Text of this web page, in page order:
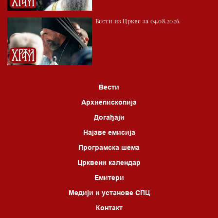
*најважније вести емитујемо на сваки пун сат
Вести из Цркве за 04.08.2026.
Вести
Архиепископија
Догађаји
Најаве емисија
Програмска шема
Црквени календар
Емитери
Медији и установе СПЦ
Контакт